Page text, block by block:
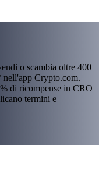
o scambia oltre 400
nell'app Crypto.com.
di ricompense in CRO
termini e